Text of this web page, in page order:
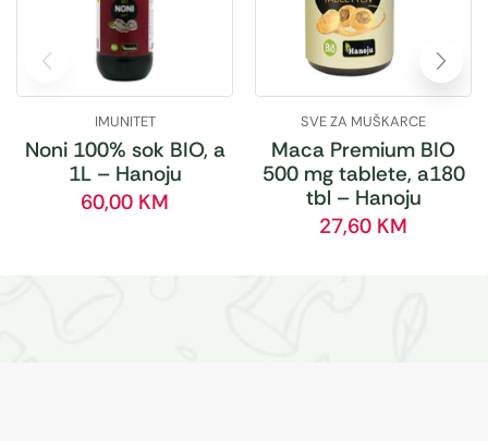
IMUNITET
Noni 100% sok BIO, a
1L – Hanoju
60,00 KM
SVE ZA MUŠKARCE
Maca Premium BIO
500 mg tablete, a180
tbl – Hanoju
27,60 KM